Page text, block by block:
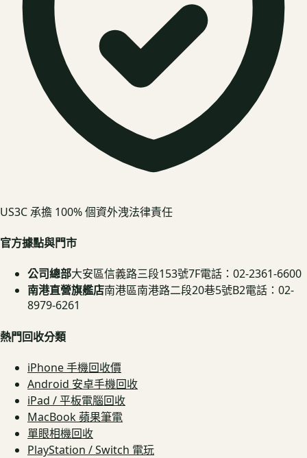
US3C 承擔 100% 個資外洩法律責任
官方據點與門市
公司總部大安區信義路三段153號7F電話：02-2361-6600
南港直營旗艦店南港區南港路二段20巷5號B2電話：02-
8979-6261
熱門回收分類
iPhone 手機回收價
Android 安卓手機回收
iPad / 平板電腦回收
MacBook 蘋果筆電
單眼相機回收
PlayStation / Switch 電玩